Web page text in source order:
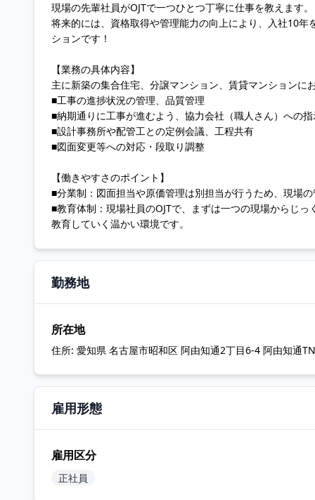
現場の先輩社員がOJTで一つひとつ丁寧に仕事を教えます。
将来的には、資格取得や管理能力の向上により、入社10
ションです！
【業務の具体内容】
主に新築の集合住宅、分譲マンション、賃貸マンションに
■工事の進捗状況の管理、品質管理
■納期通りに工事が進むよう、協力会社（職人さん）への指
■設計事務所や配管工との定例会議、工程共有
■図面変更等への対応・段取り調整
【働きやすさのポイント】
■分業制：図面担当や原価管理は別担当が行うため、現場の
■教育体制：現場社員のOJTで、まずは一つの現場からじ
教育していく温かい環境です。
勤務地
所在地
住所: 愛知県 名古屋市昭和区 阿由知通2丁目6-4 阿由知通
雇用形態
雇用区分
正社員